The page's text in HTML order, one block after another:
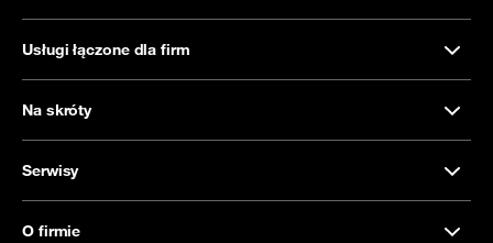
Usługi łączone dla firm
Na skróty
Serwisy
O firmie